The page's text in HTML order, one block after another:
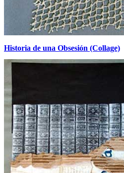
Historia de una Obsesión (Collage)